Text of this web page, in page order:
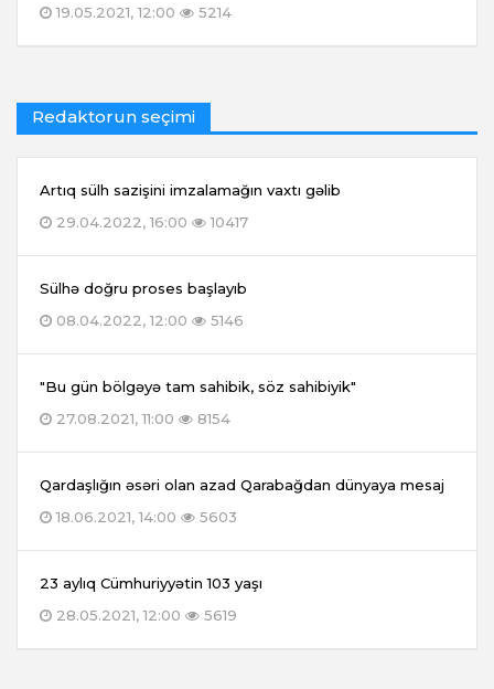
19.05.2021, 12:00
5214
Redaktorun seçimi
Artıq sülh sazişini imzalamağın vaxtı gəlib
29.04.2022, 16:00
10417
Sülhə doğru proses başlayıb
08.04.2022, 12:00
5146
"Bu gün bölgəyə tam sahibik, söz sahibiyik"
27.08.2021, 11:00
8154
Qardaşlığın əsəri olan azad Qarabağdan dünyaya mesaj
18.06.2021, 14:00
5603
23 aylıq Cümhuriyyətin 103 yaşı
28.05.2021, 12:00
5619